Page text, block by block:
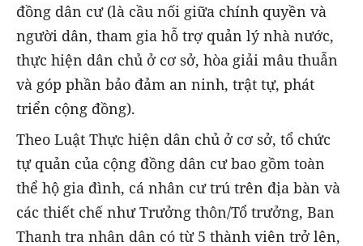
đồng dân cư (là cầu nối giữa chính quyền và
người dân, tham gia hỗ trợ quản lý nhà nước,
thực hiện dân chủ ở cơ sở, hòa giải mâu thuẫn
và góp phần bảo đảm an ninh, trật tự, phát
triển cộng đồng).
Theo Luật Thực hiện dân chủ ở cơ sở, tổ chức
tự quản của cộng đồng dân cư bao gồm toàn
thể hộ gia đình, cá nhân cư trú trên địa bàn và
các thiết chế như Trưởng thôn/Tổ trưởng, Ban
Thanh tra nhân dân có từ 5 thành viên trở lên,